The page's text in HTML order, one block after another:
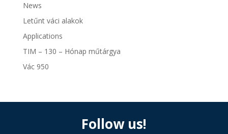
News
Letűnt váci alakok
Applications
TIM – 130 – Hónap műtárgya
Vác 950
Follow us!